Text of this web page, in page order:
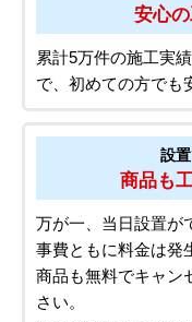
安心
累計5万件の施工実
で、初めての方でも
設
商品も
万が一、当日設置が
事費ともに料金は発
商品も無料でキャン
さい。